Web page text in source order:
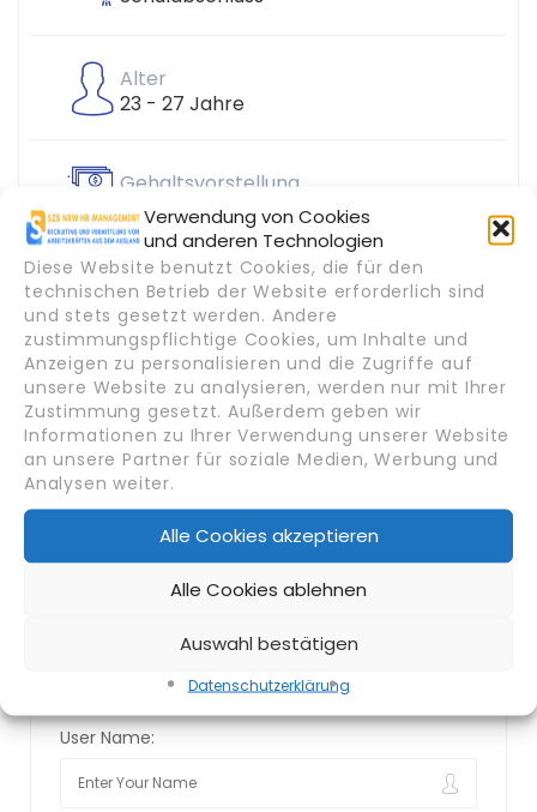
Verwendung von Cookies
und anderen Technologien
Diese Website benutzt Cookies, die für den
technischen Betrieb der Website erforderlich sind
und stets gesetzt werden. Andere
zustimmungspflichtige Cookies, um Inhalte und
Anzeigen zu personalisieren und die Zugriffe auf
unsere Website zu analysieren, werden nur mit Ihrer
Zustimmung gesetzt. Außerdem geben wir
Informationen zu Ihrer Verwendung unserer Website
an unsere Partner für soziale Medien, Werbung und
Analysen weiter.
Alle Cookies akzeptieren
Alle Cookies ablehnen
Auswahl bestätigen
Datenschutz­erklärung
Alter
23 - 27 Jahre
Gehaltsvorstellung
1500
Geschlecht
Männlich
Branche
Gastronomie & Hotellerie
Invite Save Candidate
User Name: